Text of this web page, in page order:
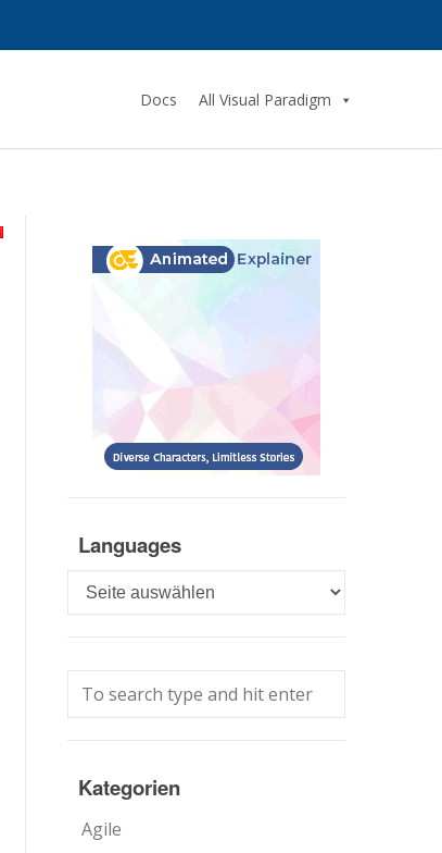
Docs All Visual Paradigm
Languages
Languages
Kategorien
Agile